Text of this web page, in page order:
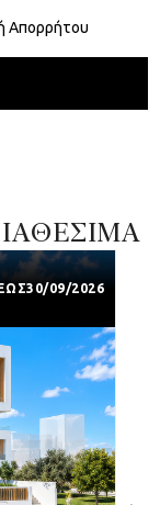
Απορρήτου
30/09/2026